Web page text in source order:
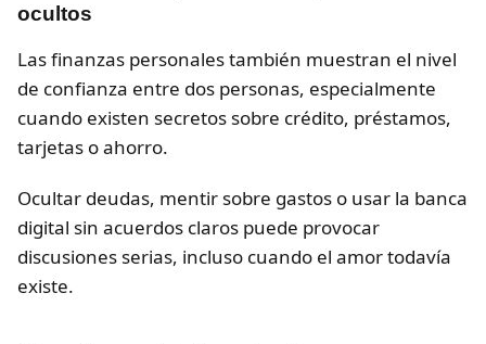
ocultos
Las finanzas personales también muestran el nivel
de confianza entre dos personas, especialmente
cuando existen secretos sobre crédito, préstamos,
tarjetas o ahorro.
Ocultar deudas, mentir sobre gastos o usar la banca
digital sin acuerdos claros puede provocar
discusiones serias, incluso cuando el amor todavía
existe.